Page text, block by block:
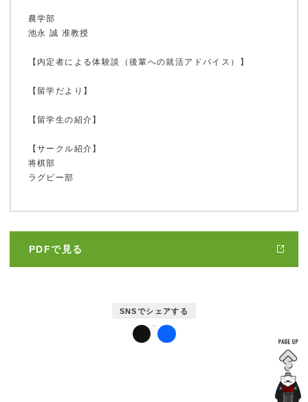
鹿大だより
かだいびと
農学部
池永 誠 准教授
【内定者による体験談（後輩への就活アドバイス）】
【留学だより】
【留学生の紹介】
【サークル紹介】
将棋部
ラグビー部
PDFで見る